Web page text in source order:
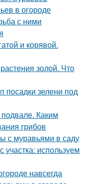
в огороде
с ними
и корявой.
золой. Что
посадки зелени под
Каким
грибов
с муравьями в саду
участка: используем
навсегда